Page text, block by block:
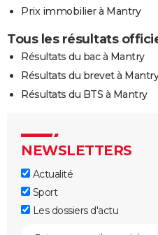
Prix immobilier à Mantry
Tous les résultats
Résultats du bac à Mantry
Résultats du brevet à Mantry
Résultats du BTS à Mantry
NEWSLETTERS
Actualité
Sport
Les dossiers d'actu